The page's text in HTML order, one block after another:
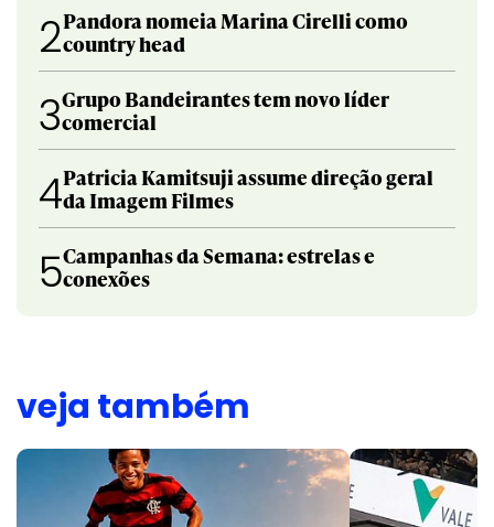
2Pandora nomeia Marina Cirelli como
country head
3Grupo Bandeirantes tem novo líder
comercial
4Patricia Kamitsuji assume direção geral
da Imagem Filmes
5Campanhas da Semana: estrelas e
conexões
veja também